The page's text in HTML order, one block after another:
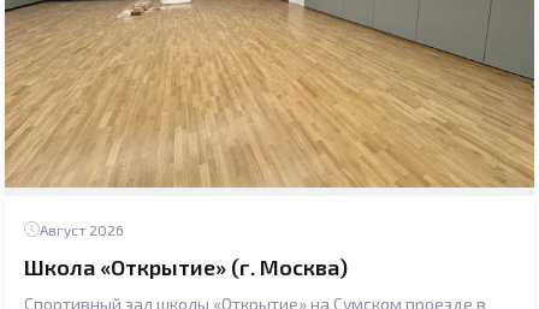
Август 2026
Школа «Открытие» (г. Москва)
Спортивный зал школы «Открытие» на Сумском проезде в